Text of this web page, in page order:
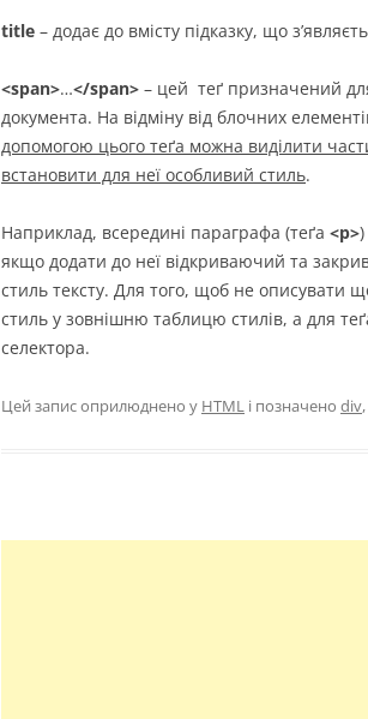
title – додає до вмісту підказку, що
<span>…</span> – цей теґ призначений
документа. На відміну від блочних
допомогою цього теґа можна виділити
встановити для неї особливий стиль.
Наприклад, всередині параграфа (теґа <p>
якщо додати до неї відкриваючий та
стиль тексту. Для того, щоб не описувати
стиль у зовнішню таблицю стилів, а для
селектора.
Цей запис оприлюднено у HTML і позначено div,